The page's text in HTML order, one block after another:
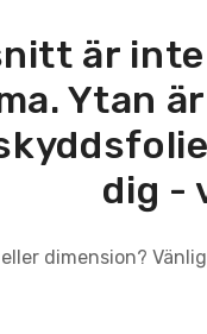
är inte
Ytan
dig -
dimension?